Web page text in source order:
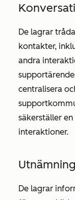
De lagrar
kontakter,
andra
centralisera
säkerställer
interaktioner.
De lagrar